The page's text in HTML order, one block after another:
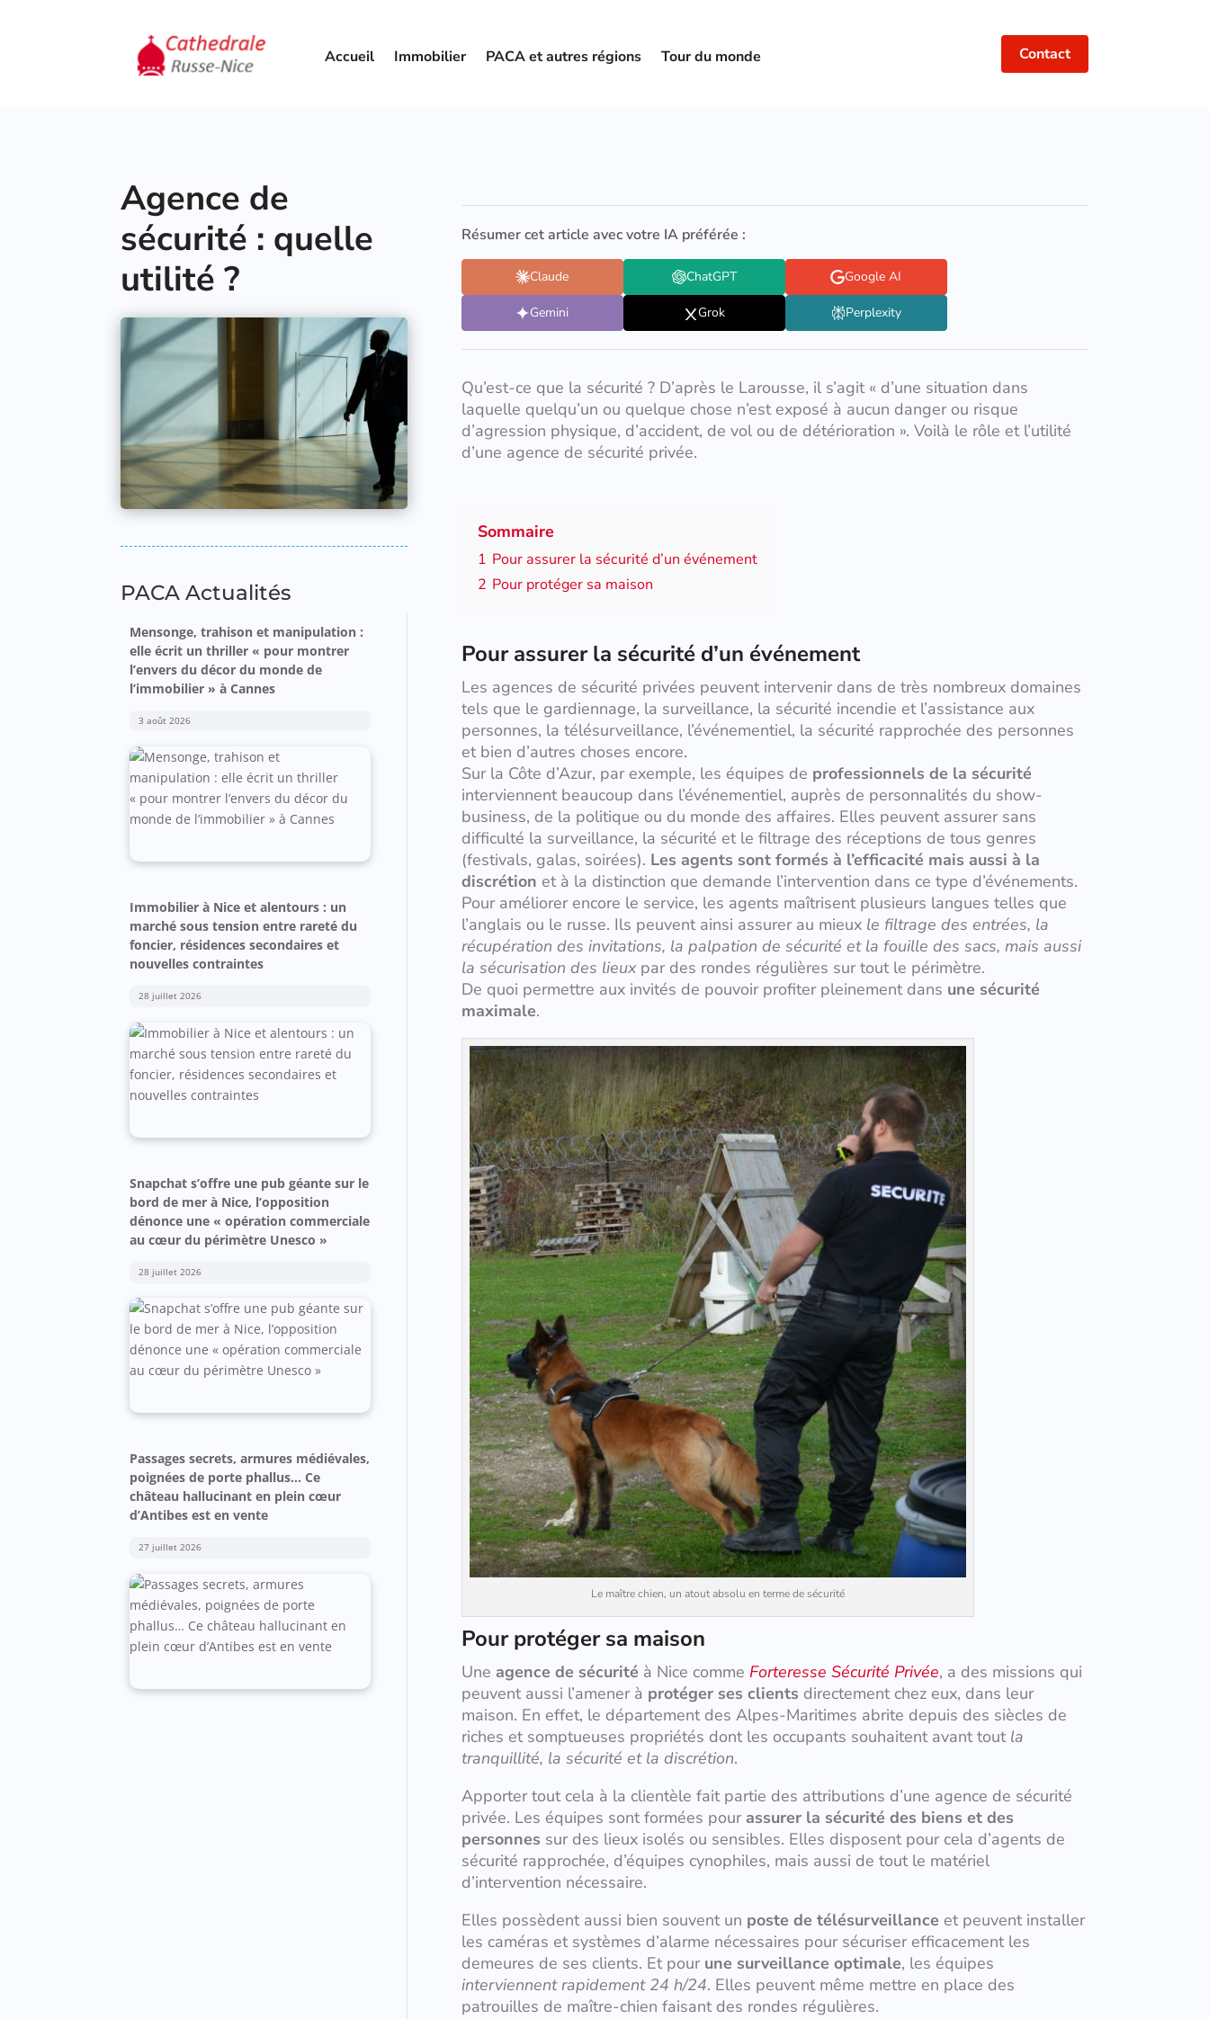
Accueil Immobilier PACA et autres régions Tour du monde Contact
Agence de
sécurité : quelle
utilité ?
PACA Actualités
Mensonge, trahison et manipulation :
elle écrit un thriller « pour montrer
l’envers du décor du monde de
l’immobilier » à Cannes
3 août 2026
Immobilier à Nice et alentours : un
marché sous tension entre rareté du
foncier, résidences secondaires et
nouvelles contraintes
28 juillet 2026
Snapchat s’offre une pub géante sur le
bord de mer à Nice, l’opposition
dénonce une « opération commerciale
au cœur du périmètre Unesco »
28 juillet 2026
Passages secrets, armures médiévales,
poignées de porte phallus… Ce
château hallucinant en plein cœur
d’Antibes est en vente
27 juillet 2026
Résumer cet article avec votre IA préférée :
Claude ChatGPT Google AI
Gemini Grok Perplexity
Qu’est-ce que la sécurité ? D’après le Larousse, il s’agit « d’une situation dans
laquelle quelqu’un ou quelque chose n’est exposé à aucun danger ou risque
d’agression physique, d’accident, de vol ou de détérioration ». Voilà le rôle et l’utilité
d’une agence de sécurité privée.
Sommaire
1 Pour assurer la sécurité d’un événement
2 Pour protéger sa maison
Pour assurer la sécurité d’un événement
Les agences de sécurité privées peuvent intervenir dans de très nombreux domaines
tels que le gardiennage, la surveillance, la sécurité incendie et l’assistance aux
personnes, la télésurveillance, l’événementiel, la sécurité rapprochée des personnes
et bien d’autres choses encore.
Sur la Côte d’Azur, par exemple, les équipes de professionnels de la sécurité
interviennent beaucoup dans l’événementiel, auprès de personnalités du show-
business, de la politique ou du monde des affaires. Elles peuvent assurer sans
difficulté la surveillance, la sécurité et le filtrage des réceptions de tous genres
(festivals, galas, soirées). Les agents sont formés à l’efficacité mais aussi à la
discrétion et à la distinction que demande l’intervention dans ce type d’événements.
Pour améliorer encore le service, les agents maîtrisent plusieurs langues telles que
l’anglais ou le russe. Ils peuvent ainsi assurer au mieux le filtrage des entrées, la
récupération des invitations, la palpation de sécurité et la fouille des sacs, mais aussi
la sécurisation des lieuxpar des rondes régulières sur tout le périmètre.
De quoi permettre aux invités de pouvoir profiter pleinement dans une sécurité
maximale.
Le maître chien, un atout absolu en terme de sécurité
Pour protéger sa maison
Une agence de sécurité à Nice comme Forteresse Sécurité Privée, a des missions qui
peuvent aussi l’amener à protéger ses clients directement chez eux, dans leur
maison. En effet, le département des Alpes-Maritimes abrite depuis des siècles de
riches et somptueuses propriétés dont les occupants souhaitent avant tout la
tranquillité, la sécurité et la discrétion.
Apporter tout cela à la clientèle fait partie des attributions d’une agence de sécurité
privée. Les équipes sont formées pourassurer la sécurité des biens et des
personnes sur des lieux isolés ou sensibles. Elles disposent pour cela d’agents de
sécurité rapprochée, d’équipes cynophiles, mais aussi de tout le matériel
d’intervention nécessaire.
Elles possèdent aussi bien souvent un poste de télésurveillance et peuvent installer
les caméras et systèmes d’alarme nécessaires pour sécuriser efficacement les
demeures de ses clients. Et pour une surveillance optimale, les équipes
interviennent rapidement 24 h/24. Elles peuvent même mettre en place des
patrouilles de maître-chien faisant des rondes régulières.